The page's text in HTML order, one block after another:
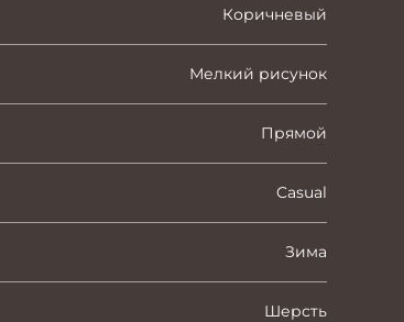
Коричневый
Мелкий рисунок
Прямой
Casual
Зима
Шерсть